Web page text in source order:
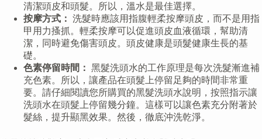
清潔頭皮和頭髮。所以，溫水是最佳選擇。
按摩方式： 洗髮時應該用指腹輕柔按摩頭皮，而不是用指
甲用力搔抓。輕柔按摩可以促進頭皮血液循環，幫助清
潔，同時避免傷害頭皮。頭皮健康是頭髮健康生長的基
礎。
色素停留時間： 黑髮洗頭水的工作原理是每次洗髮漸進補
充色素。所以，讓產品在頭髮上停留足夠的時間非常重
要。請仔細閱讀您所購買的黑髮洗頭水說明，按照指示讓
洗頭水在頭髮上停留幾分鐘。這樣可以讓色素充分附著於
髮絲，提升顯黑效果。然後，徹底沖洗乾淨。